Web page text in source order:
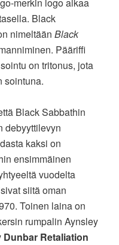
merkin logo alkaa
Black
nimeltäänBlack
Pääriffi
on tritonus, jota
sointuna.
Black Sabbathin
debyyttilevyn
kaksi on
ensimmäinen
vuodelta
siitä oman
Toinen laina on
rumpalin Aynsley
Dunbar Retaliation